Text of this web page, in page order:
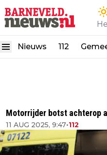
Nieuws 112
Motorrijder botst achterop
11 AUG 2025, 9:47•112